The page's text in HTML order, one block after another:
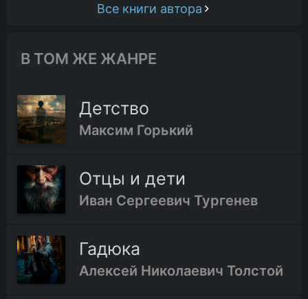
25.Глава двадцать пятая
27.Глава двадцать седьмая
28.Глава двадцать восьмая
Все книги автора
В ТОМ ЖЕ ЖАНРЕ
Детство
Максим Горький
Отцы и дети
Иван Сергеевич Тургенев
Гадюка
Алексей Николаевич Толстой